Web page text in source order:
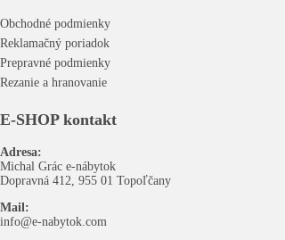
Obchodné podmienky
Reklamačný poriadok
Prepravné podmienky
Rezanie a hranovanie
E-SHOP kontakt
Adresa:
Michal Grác e-nábytok
Dopravná 412, 955 01 Topoľčany
Mail:
info@e-nabytok.com